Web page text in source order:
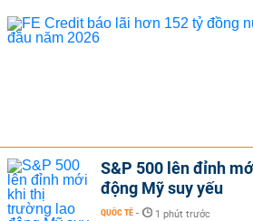
S&P 500 lên đỉnh
động Mỹ suy yếu
QUỐC TẾ - 1 phút trước